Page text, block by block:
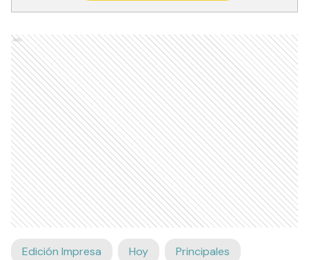
Ads
Edición Impresa Hoy Principales